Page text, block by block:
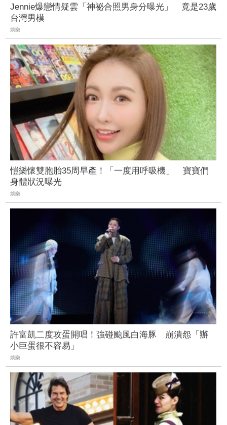
Jennie爆戀情疑雲「神祕合照男身分曝光」 竟是23歲
台灣男模
娛樂
愷樂懷雙胞胎35周早產！「一度用呼吸機」 寶寶們
身體狀況曝光
娛樂
許富凱二度攻蛋開唱！強碰颱風白海豚 崩潰怨「辦
小巨蛋很不容易」
娛樂